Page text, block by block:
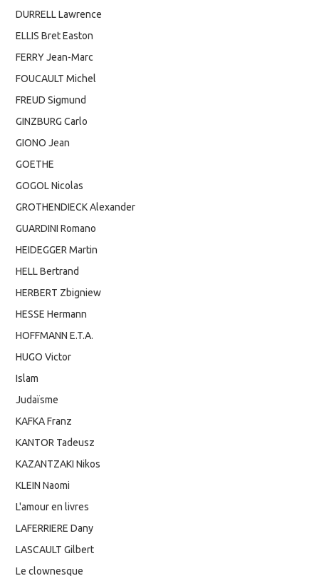
DURRELL Lawrence
ELLIS Bret Easton
FERRY Jean-Marc
FOUCAULT Michel
FREUD Sigmund
GINZBURG Carlo
GIONO Jean
GOETHE
GOGOL Nicolas
GROTHENDIECK Alexander
GUARDINI Romano
HEIDEGGER Martin
HELL Bertrand
HERBERT Zbigniew
HESSE Hermann
HOFFMANN E.T.A.
HUGO Victor
Islam
Judaïsme
KAFKA Franz
KANTOR Tadeusz
KAZANTZAKI Nikos
KLEIN Naomi
L'amour en livres
LAFERRIERE Dany
LASCAULT Gilbert
Le clownesque